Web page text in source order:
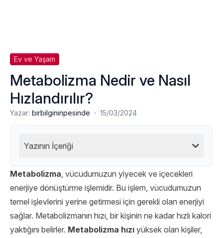
Ev ve Yaşam
Metabolizma Nedir ve Nasıl
Hızlandırılır?
Yazar: birbilgininpesinde · 15/03/2024
Yazının İçeriği
Metabolizma, vücudumuzun yiyecek ve içecekleri
enerjiye dönüştürme işlemidir. Bu işlem, vücudumuzun
temel işlevlerini yerine getirmesi için gerekli olan enerjiyi
sağlar. Metabolizmanın hızı, bir kişinin ne kadar hızlı kalori
yaktığını belirler. Metabolizma hızı yüksek olan kişiler,